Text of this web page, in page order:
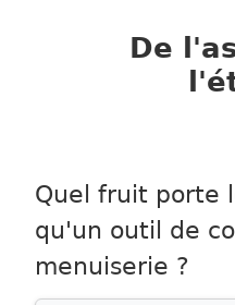
De
Quel fruit porte
qu'un outil de
menuiserie ?